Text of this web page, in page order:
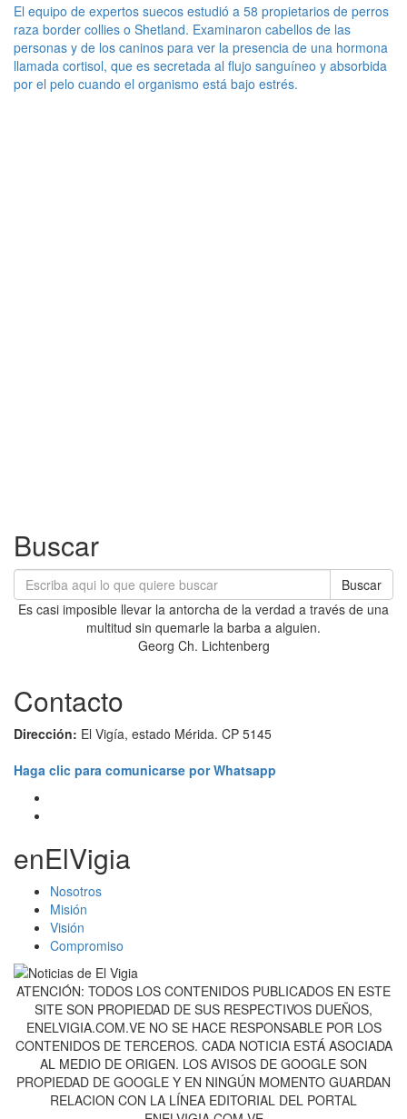
El equipo de expertos suecos estudió a 58 propietarios de perros
raza border collies o Shetland. Examinaron cabellos de las
personas y de los caninos para ver la presencia de una hormona
llamada cortisol, que es secretada al flujo sanguíneo y absorbida
por el pelo cuando el organismo está bajo estrés.
Buscar
Buscar
Es casi imposible llevar la antorcha de la verdad a través de una
multitud sin quemarle la barba a alguien.
Georg Ch. Lichtenberg
Contacto
Dirección: El Vigía, estado Mérida. CP 5145
Haga clic para comunicarse por Whatsapp
enElVigia
Nosotros
Misión
Visión
Compromiso
ATENCIÓN: TODOS LOS CONTENIDOS PUBLICADOS EN ESTE
SITE SON PROPIEDAD DE SUS RESPECTIVOS DUEÑOS,
ENELVIGIA.COM.VE NO SE HACE RESPONSABLE POR LOS
CONTENIDOS DE TERCEROS. CADA NOTICIA ESTÁ ASOCIADA
AL MEDIO DE ORIGEN. LOS AVISOS DE GOOGLE SON
PROPIEDAD DE GOOGLE Y EN NINGÚN MOMENTO GUARDAN
RELACION CON LA LÍNEA EDITORIAL DEL PORTAL